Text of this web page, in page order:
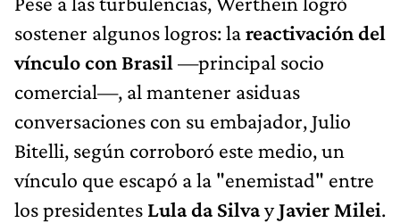
sostener algunos logros: lareactivación del
vínculo con Brasil —principal socio
comercial—, al mantener asiduas
conversaciones con su embajador, Julio
Bitelli, según corroboró este medio, un
vínculo que escapó a la "enemistad" entre
los presidentes Lula da SilvayJavier Milei.